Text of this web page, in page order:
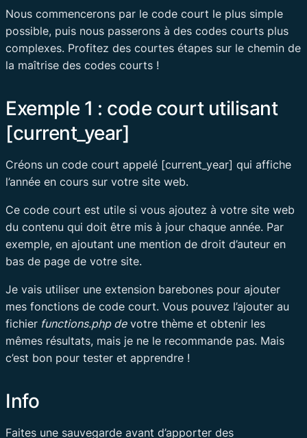
Nous commencerons par le code court le plus simple
possible, puis nous passerons à des codes courts plus
complexes. Profitez des courtes étapes sur le chemin de
la maîtrise des codes courts !
Exemple 1 : code court utilisant
[current_year]
Créons un code court appelé [current_year] qui affiche
l’année en cours sur votre site web.
Ce code court est utile si vous ajoutez à votre site web
du contenu qui doit être mis à jour chaque année. Par
exemple, en ajoutant une mention de droit d’auteur en
bas de page de votre site.
Je vais utiliser une extension barebones pour ajouter
mes fonctions de code court. Vous pouvez l’ajouter au
fichier functions.php devotre thème et obtenir les
mêmes résultats, mais je ne le recommande pas. Mais
c’est bon pour tester et apprendre !
Info
Faites une sauvegarde avant d’apporter des